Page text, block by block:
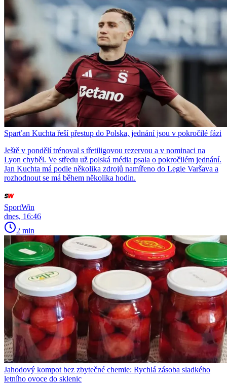
Sparťan Kuchta řeší přestup do Polska, jednání jsou v pokročilé fázi
Ještě v pondělí trénoval s třetiligovou rezervou a v nominaci na
Lyon chyběl. Ve středu už polská média psala o pokročilém jednání.
Jan Kuchta má podle několika zdrojů namířeno do Legie Varšava a
rozhodnout se má během několika hodin.
SportWin
dnes, 16:46
2 min
Jahodový kompot bez zbytečné chemie: Rychlá zásoba sladkého
letního ovoce do sklenic